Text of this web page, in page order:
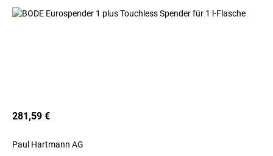
281,59 €
Paul Hartmann AG